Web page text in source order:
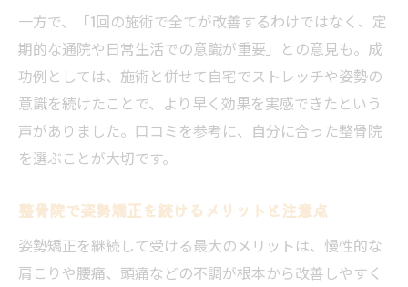
一方で、「1回の施術で全てが改善するわけではなく、定
期的な通院や日常生活での意識が重要」との意見も。成
功例としては、施術と併せて自宅でストレッチや姿勢の
意識を続けたことで、より早く効果を実感できたという
声がありました。口コミを参考に、自分に合った整骨院
を選ぶことが大切です。
整骨院で姿勢矯正を続けるメリットと注意点
姿勢矯正を継続して受ける最大のメリットは、慢性的な
肩こりや腰痛、頭痛などの不調が根本から改善しやすく